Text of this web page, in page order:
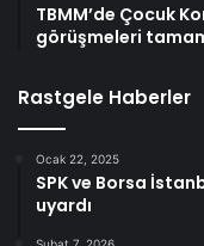
TBMM’de Çocuk
görüşmeleri
Rastgele Haberler
Ocak 22, 2025
SPK ve Borsa
uyardı
Şubat 7, 2026